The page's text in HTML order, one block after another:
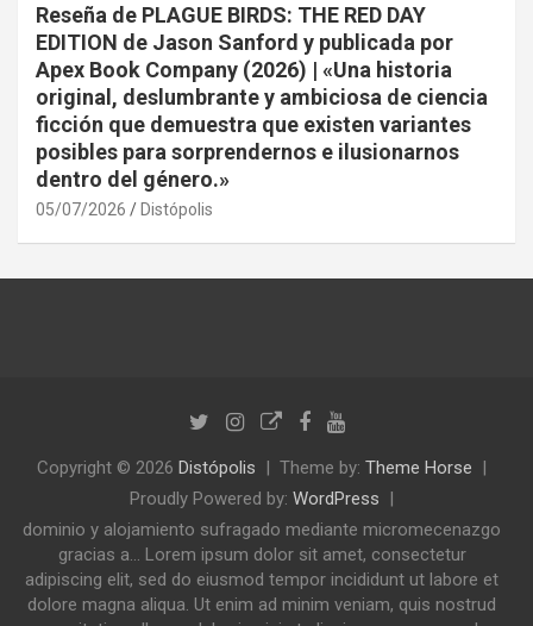
Reseña de PLAGUE BIRDS: THE RED DAY
EDITION de Jason Sanford y publicada por
Apex Book Company (2026) | «Una historia
original, deslumbrante y ambiciosa de ciencia
ficción que demuestra que existen variantes
posibles para sorprendernos e ilusionarnos
dentro del género.»
05/07/2026 Distópolis
Copyright © 2026 Distópolis Theme by: Theme Horse
Proudly Powered by: WordPress
dominio y alojamiento sufragado mediante micromecenazgo
gracias a... Lorem ipsum dolor sit amet, consectetur
adipiscing elit, sed do eiusmod tempor incididunt ut labore et
dolore magna aliqua. Ut enim ad minim veniam, quis nostrud